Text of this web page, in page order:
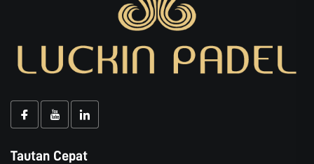
Tautan Cepat